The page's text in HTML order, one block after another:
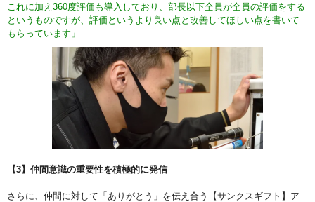
これに加え360度評価も導入しており、部長以下全員が全員の評価をする
というものですが、評価というより良い点と改善してほしい点を書いて
もらっています」
【3】仲間意識の重要性を積極的に発信
さらに、仲間に対して「ありがとう」を伝え合う【サンクスギフト】ア